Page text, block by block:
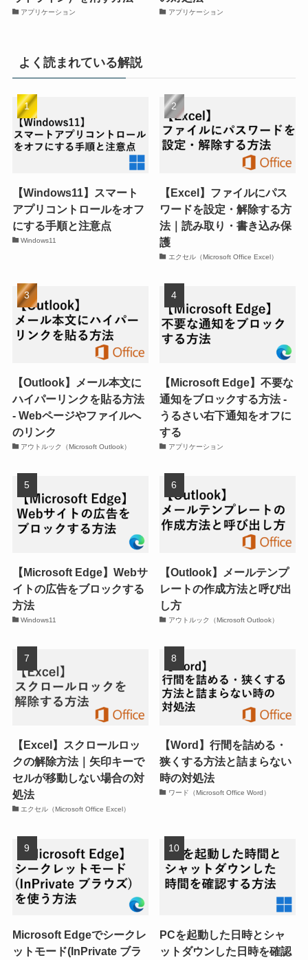
アプリケーション アプリケーション
よく読まれている解説
【Windows11】スマート
アプリコントロールをオフ
にする手順と注意点
Windows11
【Excel】ファイルにパス
ワードを設定・解除する方
法｜読み取り・書き込み保
護
エクセル（Microsoft Office Excel）
【Outlook】メール本文に
ハイパーリンクを貼る方法
- Webページやファイルへ
のリンク
アウトルック（Microsoft Outlook）
【Microsoft Edge】不要な
通知をブロックする方法 -
うるさい右下通知をオフに
する
アプリケーション
【Microsoft Edge】Webサ
イトの広告をブロックする
方法
Windows11
【Outlook】メールテンプ
レートの作成方法と呼び出
し方
アウトルック（Microsoft Outlook）
【Excel】スクロールロッ
クの解除方法｜矢印キーで
セルが移動しない場合の対
処法
エクセル（Microsoft Office Excel）
【Word】行間を詰める・
狭くする方法と詰まらない
時の対処法
ワード（Microsoft Office Word）
Microsoft Edgeでシークレ
ットモード(InPrivate ブラ
PCを起動した日時とシャ
ットダウンした日時を確認